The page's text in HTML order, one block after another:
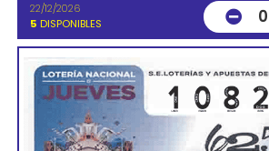
22/12/2026
5 DISPONIBLES 0